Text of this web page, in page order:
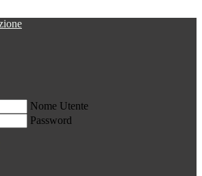
Nome Utente
Password